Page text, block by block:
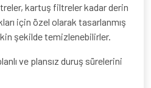
kartuş filtreler kadar derin
için özel olarak tasarlanmış
şekilde temizlenebilirler.
ve plansız duruş sürelerini